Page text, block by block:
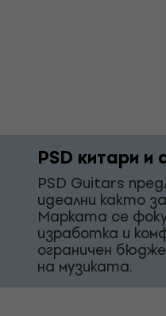
PSD китари и
PSD Guitars
идеални както
Марката се
изработка и
ограничен
на музиката.